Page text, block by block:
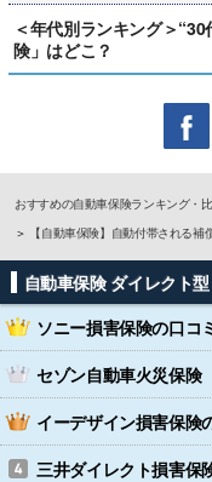
＜年代別ランキング＞
険」はどこ？
おすすめの自動車保険ランキング・
【自動車保険】自動付帯される補
自動車保険 ダイレクト
ソニー損害保険の口コ
セゾン自動車火災保険
イーデザイン損害保険
三井ダイレクト損害保